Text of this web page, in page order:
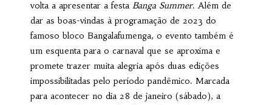
volta a apresentar a festa Banga Summer. Além de
dar as boas-vindas à programação de 2023 do
famoso bloco Bangalafumenga, o evento também é
um esquenta para o carnaval que se aproxima e
promete trazer muita alegria após duas edições
impossibilitadas pelo período pandêmico. Marcada
para acontecer no dia 28 de janeiro (sábado), a